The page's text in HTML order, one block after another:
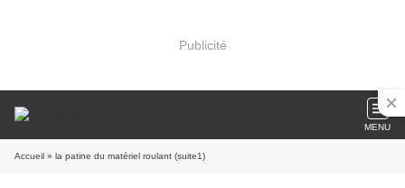
Publicité
MENU
Accueil » la patine du matériel roulant (suite1)